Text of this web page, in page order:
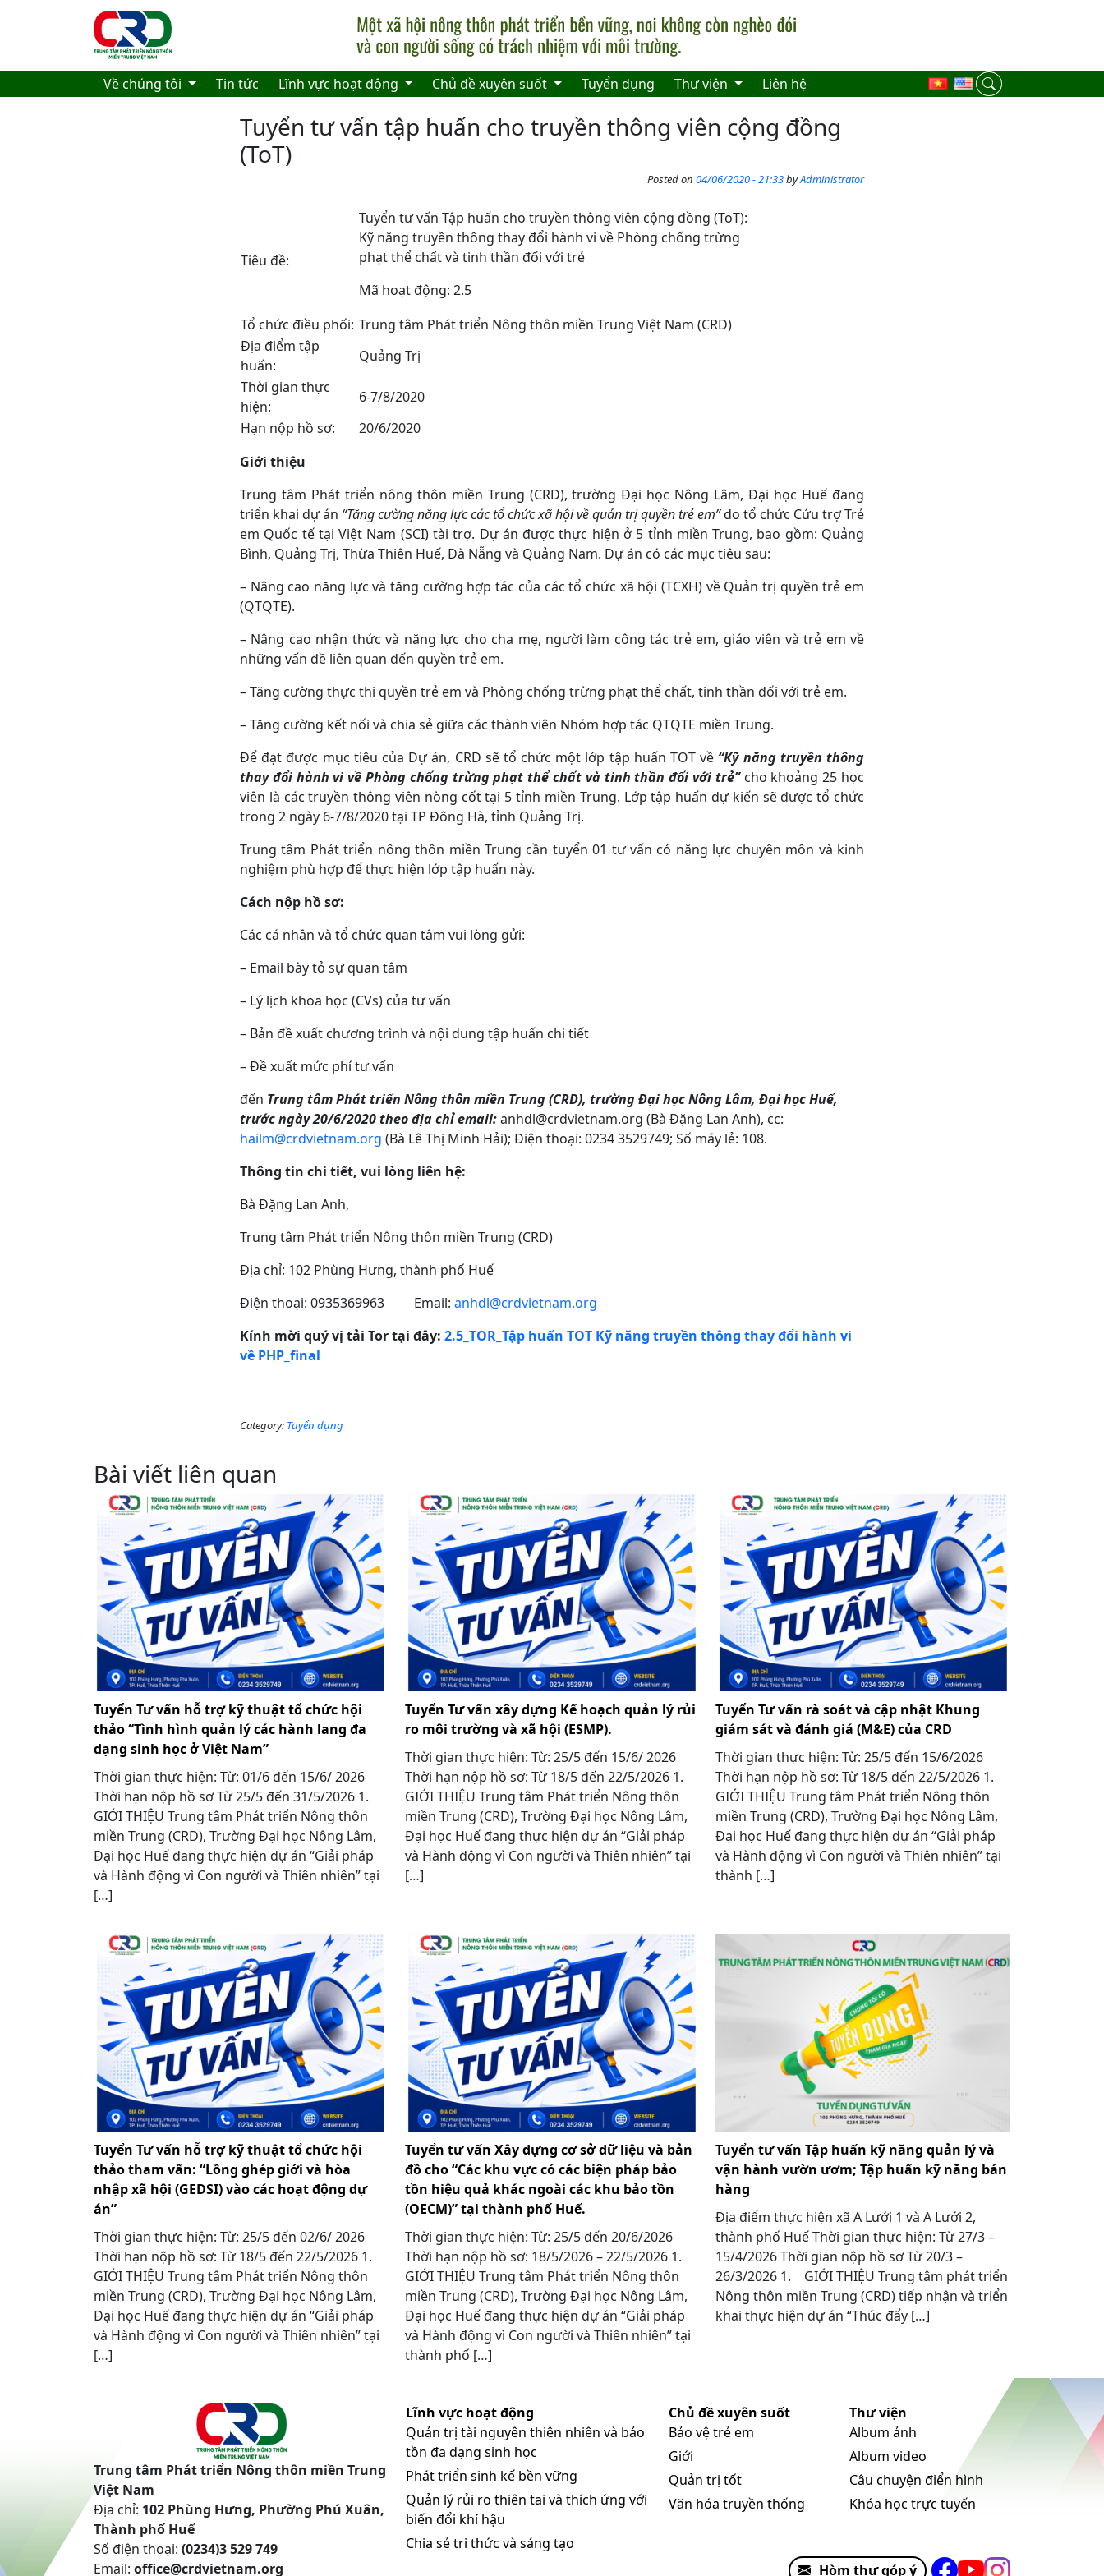
Skip to main content
Về chúng tôi Tin tức Lĩnh vực hoạt động Chủ đề xuyên suốt Tuyển dụng Thư viện Liên hệ
Tuyển tư vấn tập huấn cho truyền thông viên cộng đồng
(ToT)
Posted on 04/06/2020 - 21:33byAdministrator
Tiêu đề:
Tuyển tư vấn Tập huấn cho truyền thông viên cộng đồng (ToT):
Kỹ năng truyền thông thay đổi hành vi về Phòng chống trừng
phạt thể chất và tinh thần đối với trẻ
Mã hoạt động: 2.5
Tổ chức điều phối: Trung tâm Phát triển Nông thôn miền Trung Việt Nam (CRD)
Địa điểm tập
huấn:
Quảng Trị
Thời gian thực
hiện:
6-7/8/2020
Hạn nộp hồ sơ:
20/6/2020
Giới thiệu
Trung tâm Phát triển nông thôn miền Trung (CRD), trường Đại học Nông Lâm, Đại học Huế đang
triển khai dự án “Tăng cường năng lực các tổ chức xã hội về quản trị quyền trẻ em”do tổ chức Cứu trợ Trẻ
em Quốc tế tại Việt Nam (SCI) tài trợ. Dự án được thực hiện ở 5 tỉnh miền Trung, bao gồm: Quảng
Bình, Quảng Trị, Thừa Thiên Huế, Đà Nẵng và Quảng Nam. Dự án có các mục tiêu sau:
– Nâng cao năng lực và tăng cường hợp tác của các tổ chức xã hội (TCXH) về Quản trị quyền trẻ em
(QTQTE).
– Nâng cao nhận thức và năng lực cho cha mẹ, người làm công tác trẻ em, giáo viên và trẻ em về
những vấn đề liên quan đến quyền trẻ em.
– Tăng cường thực thi quyền trẻ em và Phòng chống trừng phạt thể chất, tinh thần đối với trẻ em.
– Tăng cường kết nối và chia sẻ giữa các thành viên Nhóm hợp tác QTQTE miền Trung.
Để đạt được mục tiêu của Dự án, CRD sẽ tổ chức một lớp tập huấn TOT về “Kỹ năng truyền thông
thay đổi hành vi về Phòng chống trừng phạt thể chất và tinh thần đối với trẻ”cho khoảng 25 học
viên là các truyền thông viên nòng cốt tại 5 tỉnh miền Trung. Lớp tập huấn dự kiến sẽ được tổ chức
trong 2 ngày 6-7/8/2020 tại TP Đông Hà, tỉnh Quảng Trị.
Trung tâm Phát triển nông thôn miền Trung cần tuyển 01 tư vấn có năng lực chuyên môn và kinh
nghiệm phù hợp để thực hiện lớp tập huấn này.
Cách nộp hồ sơ:
Các cá nhân và tổ chức quan tâm vui lòng gửi:
– Email bày tỏ sự quan tâm
– Lý lịch khoa học (CVs) của tư vấn
– Bản đề xuất chương trình và nội dung tập huấn chi tiết
– Đề xuất mức phí tư vấn
đến Trung tâm Phát triển Nông thôn miền Trung (CRD), trường Đại học Nông Lâm, Đại học Huế,
trước ngày 20/6/2020 theo địa chỉ email:anhdl@crdvietnam.org (Bà Đặng Lan Anh), cc:
hailm@crdvietnam.org (Bà Lê Thị Minh Hải); Điện thoại: 0234 3529749; Số máy lẻ: 108.
Thông tin chi tiết, vui lòng liên hệ:
Bà Đặng Lan Anh,
Trung tâm Phát triển Nông thôn miền Trung (CRD)
Địa chỉ: 102 Phùng Hưng, thành phố Huế
Điện thoại: 0935369963 Email: anhdl@crdvietnam.org
Kính mời quý vị tải Tor tại đây: 2.5_TOR_Tập huấn TOT Kỹ năng truyền thông thay đổi hành vi
về PHP_final
Category: Tuyển dụng
Bài viết liên quan
Tuyển Tư vấn hỗ trợ kỹ thuật tổ chức hội
thảo “Tình hình quản lý các hành lang đa
dạng sinh học ở Việt Nam”
Thời gian thực hiện: Từ: 01/6 đến 15/6/ 2026
Thời hạn nộp hồ sơ Từ 25/5 đến 31/5/2026 1.
GIỚI THIỆU Trung tâm Phát triển Nông thôn
miền Trung (CRD), Trường Đại học Nông Lâm,
Đại học Huế đang thực hiện dự án “Giải pháp
và Hành động vì Con người và Thiên nhiên” tại
[…]
Tuyển Tư vấn xây dựng Kế hoạch quản lý rủi
ro môi trường và xã hội (ESMP).
Thời gian thực hiện: Từ: 25/5 đến 15/6/ 2026
Thời hạn nộp hồ sơ: Từ 18/5 đến 22/5/2026 1.
GIỚI THIỆU Trung tâm Phát triển Nông thôn
miền Trung (CRD), Trường Đại học Nông Lâm,
Đại học Huế đang thực hiện dự án “Giải pháp
và Hành động vì Con người và Thiên nhiên” tại
[…]
Tuyển Tư vấn rà soát và cập nhật Khung
giám sát và đánh giá (M&E) của CRD
Thời gian thực hiện: Từ: 25/5 đến 15/6/2026
Thời hạn nộp hồ sơ: Từ 18/5 đến 22/5/2026 1.
GIỚI THIỆU Trung tâm Phát triển Nông thôn
miền Trung (CRD), Trường Đại học Nông Lâm,
Đại học Huế đang thực hiện dự án “Giải pháp
và Hành động vì Con người và Thiên nhiên” tại
thành […]
Tuyển Tư vấn hỗ trợ kỹ thuật tổ chức hội
thảo tham vấn: “Lồng ghép giới và hòa
nhập xã hội (GEDSI) vào các hoạt động dự
án”
Thời gian thực hiện: Từ: 25/5 đến 02/6/ 2026
Thời hạn nộp hồ sơ: Từ 18/5 đến 22/5/2026 1.
GIỚI THIỆU Trung tâm Phát triển Nông thôn
miền Trung (CRD), Trường Đại học Nông Lâm,
Đại học Huế đang thực hiện dự án “Giải pháp
và Hành động vì Con người và Thiên nhiên” tại
[…]
Tuyển tư vấn Xây dựng cơ sở dữ liệu và bản
đồ cho “Các khu vực có các biện pháp bảo
tồn hiệu quả khác ngoài các khu bảo tồn
(OECM)” tại thành phố Huế.
Thời gian thực hiện: Từ: 25/5 đến 20/6/2026
Thời hạn nộp hồ sơ: 18/5/2026 – 22/5/2026 1.
GIỚI THIỆU Trung tâm Phát triển Nông thôn
miền Trung (CRD), Trường Đại học Nông Lâm,
Đại học Huế đang thực hiện dự án “Giải pháp
và Hành động vì Con người và Thiên nhiên” tại
thành phố […]
Tuyển tư vấn Tập huấn kỹ năng quản lý và
vận hành vườn ươm; Tập huấn kỹ năng bán
hàng
Địa điểm thực hiện xã A Lưới 1 và A Lưới 2,
thành phố Huế Thời gian thực hiện: Từ 27/3 –
15/4/2026 Thời gian nộp hồ sơ Từ 20/3 –
26/3/2026 1. GIỚI THIỆU Trung tâm phát triển
Nông thôn miền Trung (CRD) tiếp nhận và triển
khai thực hiện dự án “Thúc đẩy […]
Trung tâm Phát triển Nông thôn miền Trung
Việt Nam
Địa chỉ: 102 Phùng Hưng, Phường Phú Xuân,
Thành phố Huế
Số điện thoại: (0234)3 529 749
Email: office@crdvietnam.org
Lĩnh vực hoạt động
Quản trị tài nguyên thiên nhiên và bảo
tồn đa dạng sinh học
Phát triển sinh kế bền vững
Quản lý rủi ro thiên tai và thích ứng với
biến đổi khí hậu
Chia sẻ tri thức và sáng tạo
Chủ đề xuyên suốt
Bảo vệ trẻ em
Giới
Quản trị tốt
Văn hóa truyền thống
Thư viện
Album ảnh
Album video
Câu chuyện điển hình
Khóa học trực tuyến
Hòm thư góp ý